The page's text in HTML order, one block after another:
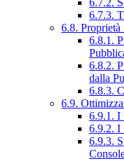
6.7.2.
6.7.3.
6.8.
6.8.1.
6.8.2.
dalla
6.8.3.
6.9.
6.9.1. I
6.9.2. I
6.9.3.